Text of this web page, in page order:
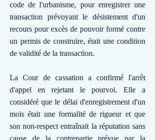
code de l'urbanisme, pour enregistrer une
transaction prévoyant le désistement d'un
recours pour excès de pouvoir formé contre
un permis de construire, était une condition
de validité de la transaction.
La Cour de cassation a confirmé l'arrêt
d'appel en rejetant le pourvoi. Elle a
considéré que le délai d'enregistrement d'un
mois était une formalité de rigueur et que
son non-respect entraînait la réputation sans
cause de la contrepartie prévue par la